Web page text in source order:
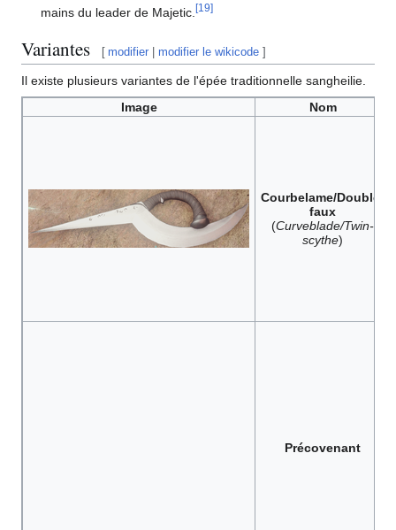
mains du leader de Majetic.[19]
Variantes [ modifier |modifier le wikicode ]
Il existe plusieurs variantes de l'épée traditionnelle sangheilie.
Image
Nom
Courbelame/Double-
faux
(Curveblade/Twin-
scythe)
Précovenant